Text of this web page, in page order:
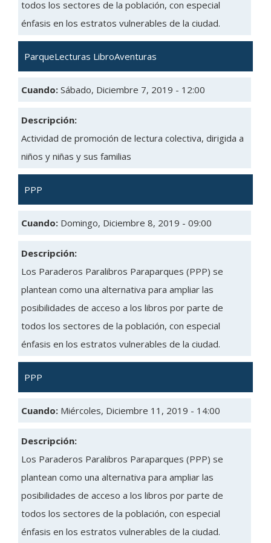
todos los sectores de la población, con especial
énfasis en los estratos vulnerables de la ciudad.
ParqueLecturas LibroAventuras
Cuando: Sábado, Diciembre 7, 2019 - 12:00
Descripción:
Actividad de promoción de lectura colectiva, dirigida a
niños y niñas y sus familias
PPP
Cuando: Domingo, Diciembre 8, 2019 - 09:00
Descripción:
Los Paraderos Paralibros Paraparques (PPP) se
plantean como una alternativa para ampliar las
posibilidades de acceso a los libros por parte de
todos los sectores de la población, con especial
énfasis en los estratos vulnerables de la ciudad.
PPP
Cuando: Miércoles, Diciembre 11, 2019 - 14:00
Descripción:
Los Paraderos Paralibros Paraparques (PPP) se
plantean como una alternativa para ampliar las
posibilidades de acceso a los libros por parte de
todos los sectores de la población, con especial
énfasis en los estratos vulnerables de la ciudad.